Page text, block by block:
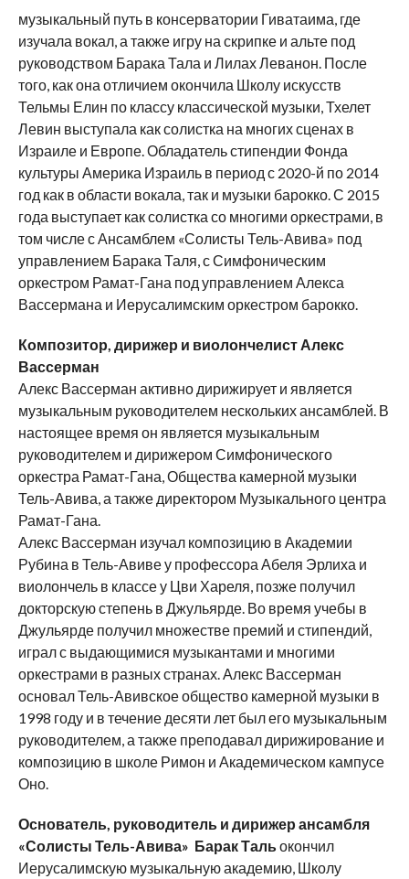
музыкальный путь в консерватории Гиватаима, где
изучала вокал, а также игру на скрипке и альте под
руководством Барака Тала и Лилах Леванон. После
того, как она отличием окончила Школу искусств
Тельмы Елин по классу классической музыки, Тхелет
Левин выступала как солистка на многих сценах в
Израиле и Европе. Обладатель стипендии Фонда
культуры Америка Израиль в период с 2020-й по 2014
год как в области вокала, так и музыки барокко. С 2015
года выступает как солистка со многими оркестрами, в
том числе с Ансамблем «Солисты Тель-Авива» под
управлением Барака Таля, с Симфоническим
оркестром Рамат-Гана под управлением Алекса
Вассермана и Иерусалимским оркестром барокко.
Композитор, дирижер и виолончелист Алекс
Вассерман
Алекс Вассерман активно дирижирует и является
музыкальным руководителем нескольких ансамблей. В
настоящее время он является музыкальным
руководителем и дирижером Симфонического
оркестра Рамат-Гана, Общества камерной музыки
Тель-Авива, а также директором Музыкального центра
Рамат-Гана.
Алекс Вассерман изучал композицию в Академии
Рубина в Тель-Авиве у профессора Абеля Эрлиха и
виолончель в классе у Цви Хареля, позже получил
докторскую степень в Джульярде. Во время учебы в
Джульярде получил множестве премий и стипендий,
играл с выдающимися музыкантами и многими
оркестрами в разных странах. Алекс Вассерман
основал Тель-Авивское общество камерной музыки в
1998 году и в течение десяти лет был его музыкальным
руководителем, а также преподавал дирижирование и
композицию в школе Римон и Академическом кампусе
Оно.
Основатель, руководитель и дирижер ансамбля
«Солисты Тель-Авива» Барак Тальокончил
Иерусалимскую музыкальную академию, Школу